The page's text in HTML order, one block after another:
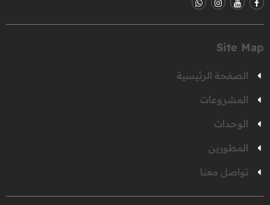
Site Map
الصفحة الرئيسية
المشروعات
الوحدات
المطورين
تواصل معنا